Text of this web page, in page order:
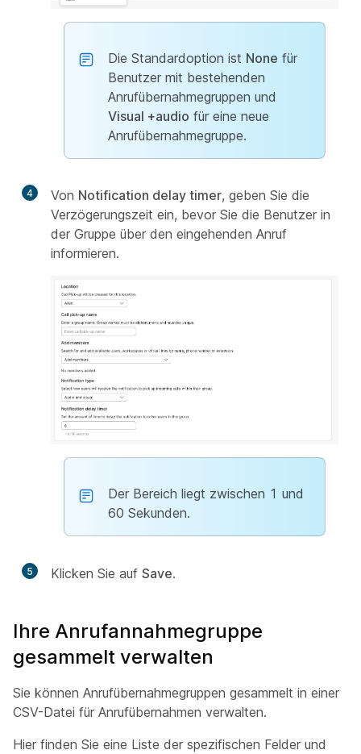
Die Standardoption ist None für
Benutzer mit bestehenden
Anrufübernahmegruppen und
Visual +audio für eine neue
Anrufübernahmegruppe.
4 Von Notification delay timer, geben Sie die
Verzögerungszeit ein, bevor Sie die Benutzer in
der Gruppe über den eingehenden Anruf
informieren.
Der Bereich liegt zwischen 1 und
60 Sekunden.
5 Klicken Sie auf Save.
Ihre Anrufannahmegruppe
gesammelt verwalten
Sie können Anrufübernahmegruppen gesammelt in einer
CSV-Datei für Anrufübernahmen verwalten.
Hier finden Sie eine Liste der spezifischen Felder und